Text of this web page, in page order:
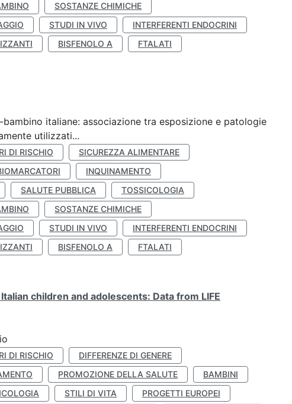
SOSTANZE CHIMICHE
STUDI IN VIVO
INTERFERENTI ENDOCRINI
BISFENOLO A
FTALATI
italiane: associazione tra esposizione e patologie
utilizzati...
DI RISCHIO
SICUREZZA ALIMENTARE
INQUINAMENTO
SALUTE PUBBLICA
TOSSICOLOGIA
SOSTANZE CHIMICHE
STUDI IN VIVO
INTERFERENTI ENDOCRINI
BISFENOLO A
FTALATI
children and adolescents: Data from LIFE
DI RISCHIO
DIFFERENZE DI GENERE
PROMOZIONE DELLA SALUTE
BAMBINI
STILI DI VITA
PROGETTI EUROPEI